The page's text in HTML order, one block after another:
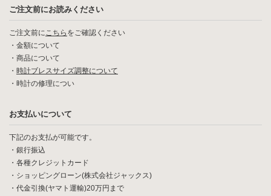
ご注文前にお読みください
ご注文前にこちら をご確認ください
・ 金額について
・ 商品について
・ 時計ブレスサイズ調整について
・ 時計の修理につい
お支払いについて
下記のお支払が可能です。
・銀行振込
・各種クレジットカード
・ショッピングローン(株式会社ジャックス)
・代金引換(ヤマト運輸)20万円まで